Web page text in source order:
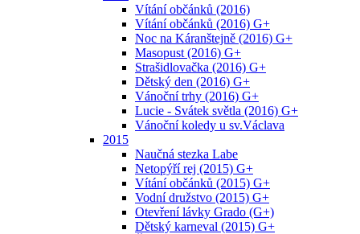
Vítání občánků (2016)
Vítání občánků (2016) G+
Noc na Káranštejně (2016) G+
Masopust (2016) G+
Strašidlovačka (2016) G+
Dětský den (2016) G+
Vánoční trhy (2016) G+
Lucie - Svátek světla (2016) G+
Vánoční koledy u sv.Václava
2015
Naučná stezka Labe
Netopýří rej (2015) G+
Vítání občánků (2015) G+
Vodní družstvo (2015) G+
Otevření lávky Grado (G+)
Dětský karneval (2015) G+